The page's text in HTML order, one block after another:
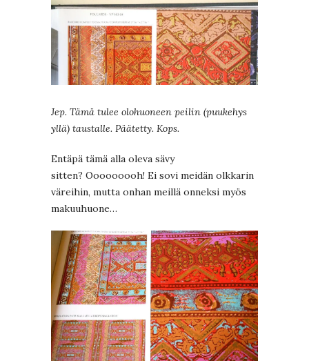
Jep. Tämä tulee olohuoneen peilin (puukehys
yllä) taustalle. Päätetty. Kops.
Entäpä tämä alla oleva sävy
sitten? Ooooooooh! Ei sovi meidän olkkarin
väreihin, mutta onhan meillä onneksi myös
makuuhuone…